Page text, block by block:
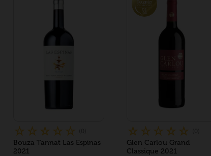
☆ ☆ ☆ ☆ ☆
Bouza Tannat Las Espinas
2021
☆ ☆ ☆ ☆ ☆
Glen Carlou Grand
Classique 2021